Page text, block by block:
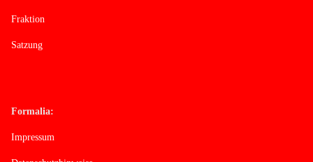
Fraktion
Satzung
Formalia:
Impressum